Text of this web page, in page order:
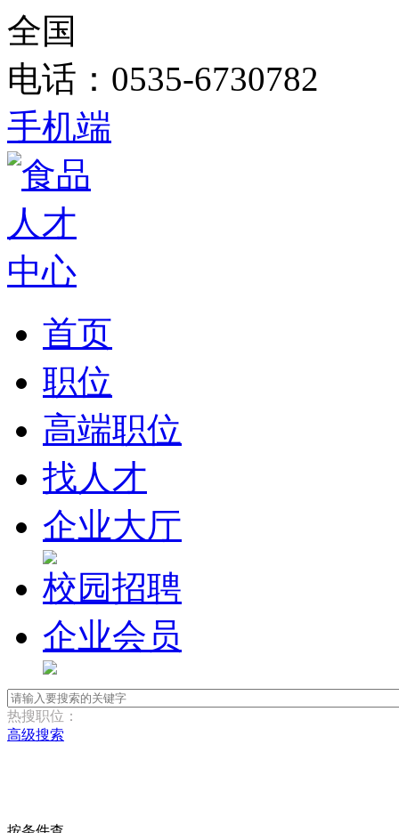
全国
电话：0535-6730782
手机端
首页
职位
高端职位
找人才
企业大厅
校园招聘
企业会员
热搜职位：
高级搜索